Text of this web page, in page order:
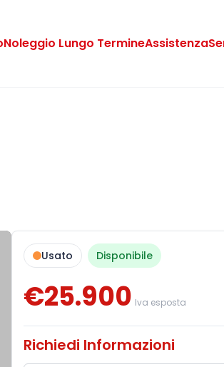
Noleggio Lungo TermineAssistenza
Usato Disponibile
€25.900 Iva esposta
Richiedi Informazioni